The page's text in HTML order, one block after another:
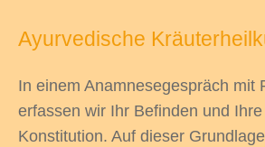
Ayurvedische
In einem Anamnesegespräch mit
erfassen wir Ihr Befinden und
Konstitution. Auf dieser